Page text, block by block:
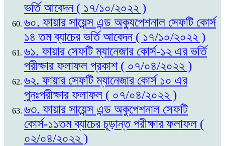
ভর্তি আবেদন ( ১৭/১০/২০২২ )
৬০. ফায়ার সায়েন্স এন্ড অক্যুপেশনাল সেফটি কোর্স
১৪ তম ব্যাচের ভর্তি আবেদন ( ১৭/১০/২০২২ )
৬১. ফায়ার সেফটি ম্যানেজার কোর্স-১২ এর ভর্তি
পরীক্ষার ফলাফল প্রকাশ ( ০৭/০৪/২০২২ )
৬২. ফায়ার সেফটি ম্যানেজার কোর্স ১০ এর
পুনঃপরীক্ষার ফলাফল ( ০৭/০৪/২০২২ )
৬৩. ফায়ার সায়েন্স এন্ড অকুপেশনাল সেফটি
কোর্স-১১তম ব্যাচের চূড়ান্ত পরীক্ষার ফলাফল (
০২/০৪/২০২২ )